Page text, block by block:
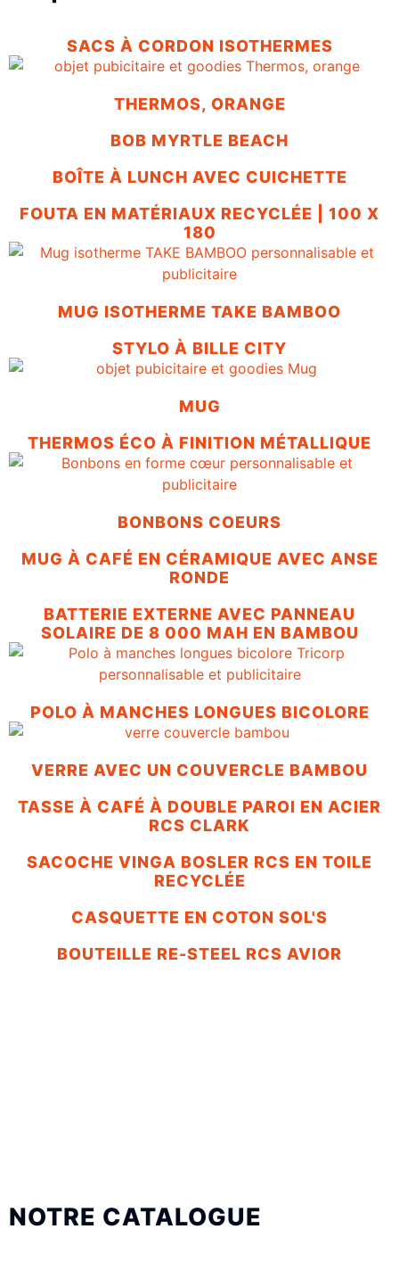
SACS À CORDON ISOTHERMES
THERMOS, ORANGE
BOB MYRTLE BEACH
BOÎTE À LUNCH AVEC CUICHETTE
FOUTA EN MATÉRIAUX RECYCLÉE | 100 X
180
MUG ISOTHERME TAKE BAMBOO
STYLO À BILLE CITY
MUG
THERMOS ÉCO À FINITION MÉTALLIQUE
BONBONS COEURS
MUG À CAFÉ EN CÉRAMIQUE AVEC ANSE
RONDE
BATTERIE EXTERNE AVEC PANNEAU
SOLAIRE DE 8 000 MAH EN BAMBOU
POLO À MANCHES LONGUES BICOLORE
VERRE AVEC UN COUVERCLE BAMBOU
TASSE À CAFÉ À DOUBLE PAROI EN ACIER
RCS CLARK
SACOCHE VINGA BOSLER RCS EN TOILE
RECYCLÉE
CASQUETTE EN COTON SOL'S
BOUTEILLE RE-STEEL RCS AVIOR
NOTRE CATALOGUE